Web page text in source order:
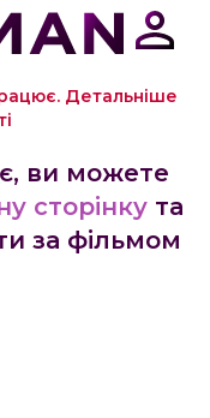
Детальніше
ви можете
сторінку та
за фільмом